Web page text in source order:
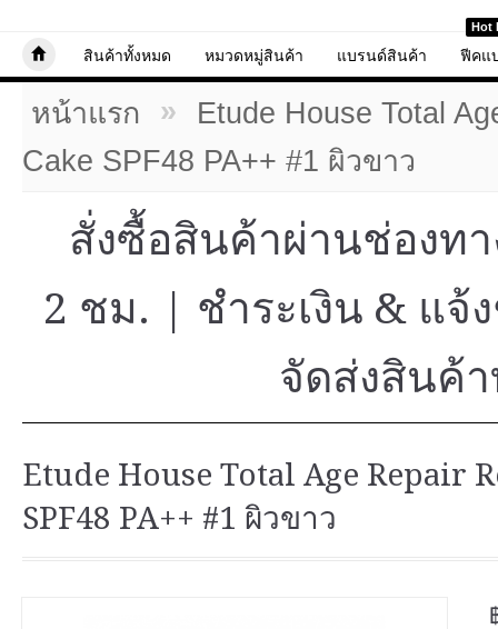
สินค้าทั้งหมด หมวดหมู่สินค้า แบรนด์สินค้า
Hot
ฟีคแ
หน้าแรก »
Etude House Total
Cake SPF48 PA++ #1 ผิวขาว
สั่งซื้อสินค้าผ่านช่องทา
2 ชม. | ชำระเงิน & แจ้
จัดส่งสินค้
Etude House Total Age Repair
SPF48 PA++ #1 ผิวขาว